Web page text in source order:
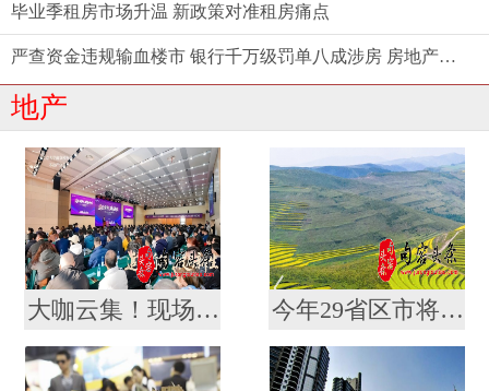
毕业季租房市场升温 新政策对准租房痛点
严查资金违规输血楼市 银行千万级罚单八成涉房 房地产金融强监管态势延续
地产
大咖云集！现场超燃！南京大学2026年不动产论坛释放重磅信号 今年29省区市将全面开展二轮土地延包试点